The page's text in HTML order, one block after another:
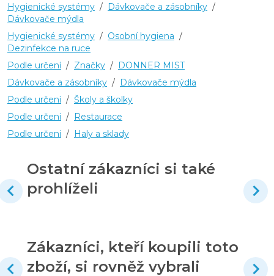
Hygienické systémy / Dávkovače a zásobníky /
Dávkovače mýdla
Hygienické systémy / Osobní hygiena /
Dezinfekce na ruce
Podle určení / Značky / DONNER MIST
Dávkovače a zásobníky / Dávkovače mýdla
Podle určení / Školy a školky
Podle určení / Restaurace
Podle určení / Haly a sklady
Ostatní zákazníci si také
prohlíželi
Zákazníci, kteří koupili toto
zboží, si rovněž vybrali